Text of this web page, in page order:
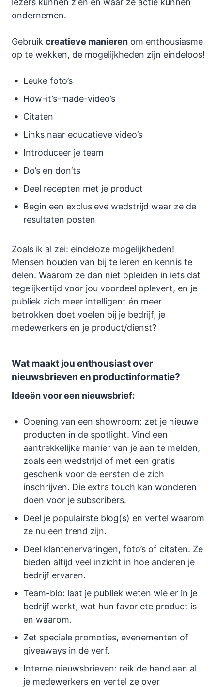
lezers kunnen zien en waar ze actie kunnen
ondernemen.
Gebruik creatieve manieren om enthousiasme
op te wekken, de mogelijkheden zijn eindeloos!
Leuke foto’s
How-it’s-made-video’s
Citaten
Links naar educatieve video’s
Introduceer je team
Do’s en don’ts
Deel recepten met je product
Begin een exclusieve wedstrijd waar ze de
resultaten posten
Zoals ik al zei: eindeloze mogelijkheden!
Mensen houden van bij te leren en kennis te
delen. Waarom ze dan niet opleiden in iets dat
tegelijkertijd voor jou voordeel oplevert, en je
publiek zich meer intelligent én meer
betrokken doet voelen bij je bedrijf, je
medewerkers en je product/dienst?
Wat maakt jou enthousiast over
nieuwsbrieven en productinformatie?
Ideeën voor een nieuwsbrief:
Opening van een showroom: zet je nieuwe
producten in de spotlight. Vind een
aantrekkelijke manier van je aan te melden,
zoals een wedstrijd of met een gratis
geschenk voor de eersten die zich
inschrijven. Die extra touch kan wonderen
doen voor je subscribers.
Deel je populairste blog(s) en vertel waarom
ze nu een trend zijn.
Deel klantenervaringen, foto’s of citaten. Ze
bieden altijd veel inzicht in hoe anderen je
bedrijf ervaren.
Team-bio: laat je publiek weten wie er in je
bedrijf werkt, wat hun favoriete product is
en waarom.
Zet speciale promoties, evenementen of
giveaways in de verf.
Interne nieuwsbrieven: reik de hand aan al
je medewerkers en vertel ze over